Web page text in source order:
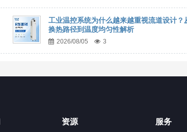
工业温控系统为什么越来越重视流道设计？
换热路径到温度均匀性解析
2026/08/05 3
资源 服务